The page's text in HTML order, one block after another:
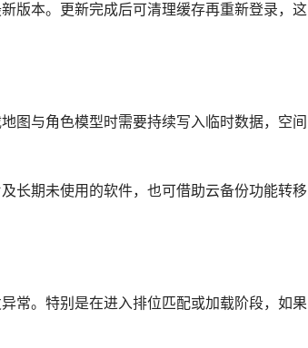
版本。更新完成后可清理缓存再重新登录，这
图与角色模型时需要持续写入临时数据，空间
长期未使用的软件，也可借助云备份功能转移
常。特别是在进入排位匹配或加载阶段，如果